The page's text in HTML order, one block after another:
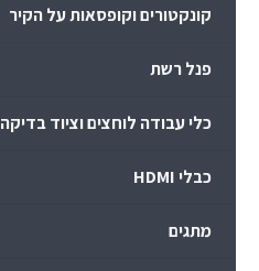
קונקטורים וקופסאות על הקיר
פנל רשת
כלי עבודה לוחצים וציוד בדיקה
כבלי HDMI
מתגים